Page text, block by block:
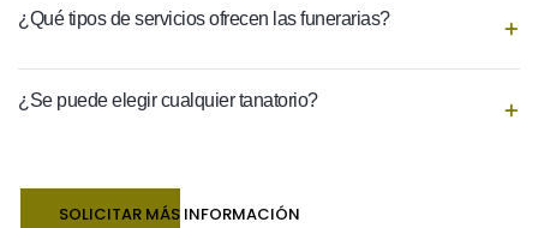
¿Qué tipos de servicios ofrecen las funerarias?
¿Se puede elegir cualquier tanatorio?
SOLICITAR MÁS INFORMACIÓN